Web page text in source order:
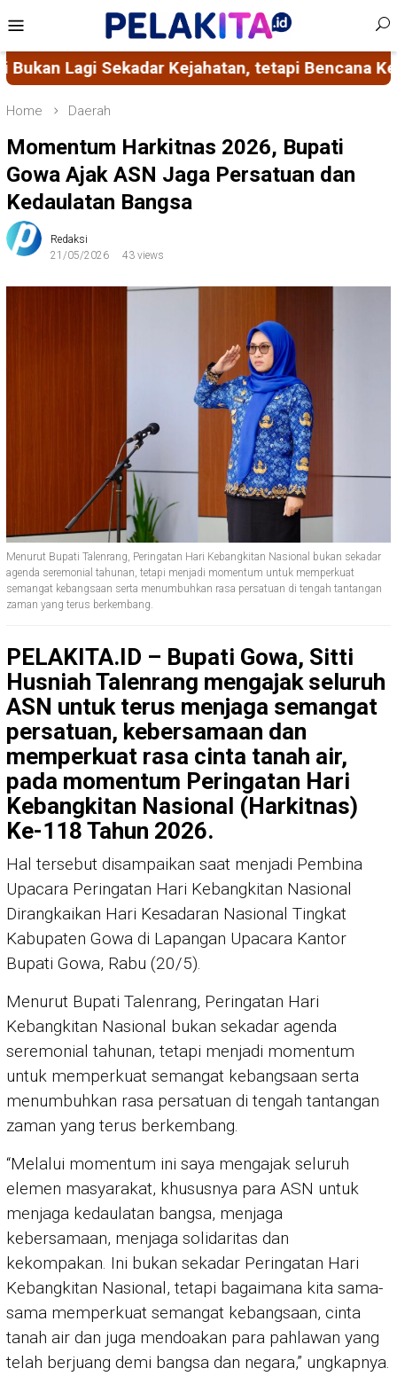
to
content
Menu
Kemanusiaan Adi Suryadi Culla:
Home Daerah
Momentum Harkitnas 2026, Bupati
Gowa Ajak ASN Jaga Persatuan dan
Kedaulatan Bangsa
Redaksi
21/05/2026
43 views
Menurut Bupati Talenrang, Peringatan Hari Kebangkitan Nasional bukan sekadar
agenda seremonial tahunan, tetapi menjadi momentum untuk memperkuat
semangat kebangsaan serta menumbuhkan rasa persatuan di tengah tantangan
zaman yang terus berkembang.
PELAKITA.ID – Bupati Gowa, Sitti
Husniah Talenrang mengajak seluruh
ASN untuk terus menjaga semangat
persatuan, kebersamaan dan
memperkuat rasa cinta tanah air,
pada momentum Peringatan Hari
Kebangkitan Nasional (Harkitnas)
Ke-118 Tahun 2026.
Hal tersebut disampaikan saat menjadi Pembina
Upacara Peringatan Hari Kebangkitan Nasional
Dirangkaikan Hari Kesadaran Nasional Tingkat
Kabupaten Gowa di Lapangan Upacara Kantor
Bupati Gowa, Rabu (20/5).
Menurut Bupati Talenrang, Peringatan Hari
Kebangkitan Nasional bukan sekadar agenda
seremonial tahunan, tetapi menjadi momentum
untuk memperkuat semangat kebangsaan serta
menumbuhkan rasa persatuan di tengah tantangan
zaman yang terus berkembang.
“Melalui momentum ini saya mengajak seluruh
elemen masyarakat, khususnya para ASN untuk
menjaga kedaulatan bangsa, menjaga
kebersamaan, menjaga solidaritas dan
kekompakan. Ini bukan sekadar Peringatan Hari
Kebangkitan Nasional, tetapi bagaimana kita sama-
sama memperkuat semangat kebangsaan, cinta
tanah air dan juga mendoakan para pahlawan yang
telah berjuang demi bangsa dan negara,” ungkapnya.